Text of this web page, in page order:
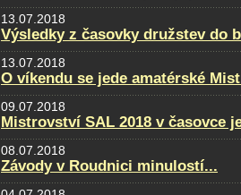
13.07.2018
Výsledky z časovky družstev do
13.07.2018
O víkendu se jede amatérské
09.07.2018
Mistrovství SAL 2018 v časovce
08.07.2018
Závody v Roudnici minulostí...